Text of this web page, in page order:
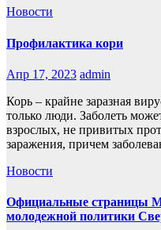
Новости
Профилактика кори
Апр 17, 2023 admin
Корь – крайне заразная
только люди. Заболеть
взрослых, не привитых
заражения, причем
Новости
Официальные страницы
молодежной политики